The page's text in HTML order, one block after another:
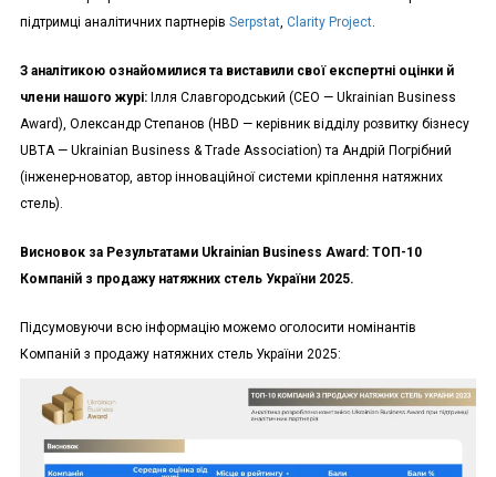
підтримці аналітичних партнерів Serpstat, Clarity Project.
З аналітикою ознайомилися та виставили свої експертні оцінки й
члени нашого журі:Ілля Славгородський (СЕО — Ukrainian Business
Award), Олександр Степанов (HBD — керівник відділу розвитку бізнесу
UBTA — Ukrainian Business & Trade Association) та Андрій Погрібний
(інженер-новатор, автор інноваційної системи кріплення натяжних
стель).
Висновок за Результатами Ukrainian Business Award: ТОП-10
Компаній з продажу натяжних стель України 2025.
Підсумовуючи всю інформацію можемо оголосити номінантів
Компаній з продажу натяжних стель України 2025: